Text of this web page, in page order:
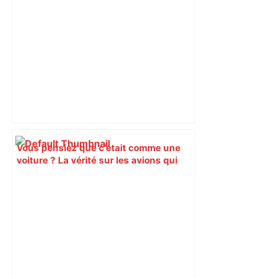
Vous pensiez que c’était comme une
voiture ? La vérité sur les avions qui